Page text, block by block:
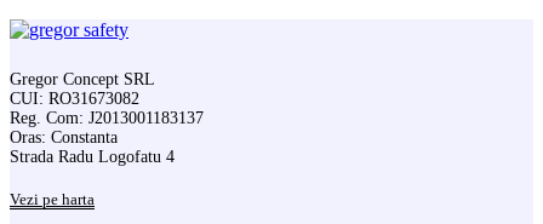
Gregor Concept SRL
CUI: RO31673082
Reg. Com: J2013001183137
Oras: Constanta
Strada Radu Logofatu 4
Vezi pe harta